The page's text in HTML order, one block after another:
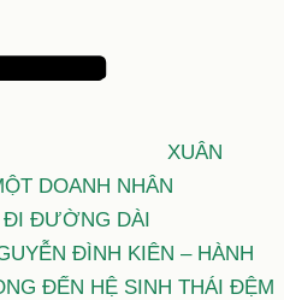
XUÂN
DOANH NHÂN
ĐI ĐƯỜNG DÀI
ĐÌNH KIÊN – HÀNH
ĐẾN HỆ SINH THÁI ĐỆM